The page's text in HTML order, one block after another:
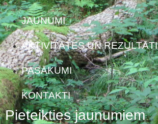
JAUNUMI
AKTIVITĀTES UN REZULTĀTI
PASĀKUMI
KONTAKTI
Pieteikties jaunumiem